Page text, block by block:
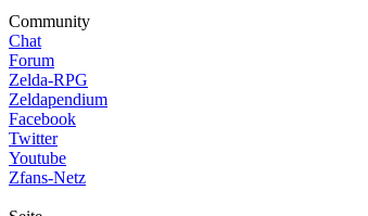
Community
Chat
Forum
Zelda-RPG
Zeldapendium
Facebook
Twitter
Youtube
Zfans-Netz